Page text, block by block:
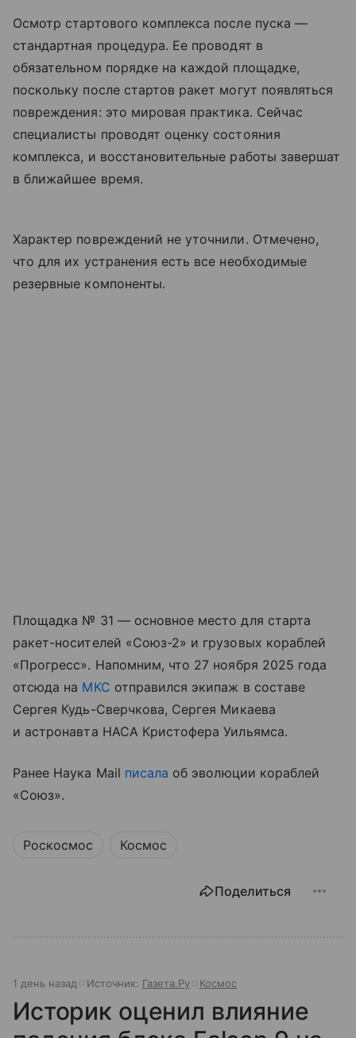
Осмотр стартового комплекса после пуска —
стандартная процедура. Ее проводят в
обязательном порядке на каждой площадке,
поскольку после стартов ракет могут появляться
повреждения: это мировая практика. Сейчас
специалисты проводят оценку состояния
комплекса, и восстановительные работы завершат
в ближайшее время.
Характер повреждений не уточнили. Отмечено,
что для их устранения есть все необходимые
резервные компоненты.
Площадка № 31 — основное место для старта
ракет-носителей «Союз-2» и грузовых кораблей
«Прогресс». Напомним, что 27 ноября 2025 года
отсюда на МКС отправился экипаж в составе
Сергея Кудь-Сверчкова, Сергея Микаева
и астронавта НАСА Кристофера Уильямса.
Ранее Наука Mail писала об эволюции кораблей
«Союз».
Роскосмос Космос
Поделиться
1 день назад Источник: Газета.Ру Космос
Историк оценил влияние